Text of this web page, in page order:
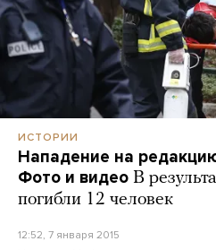
ИСТОРИИ
Нападение на
Фото и видео В
погибли 12 человек
12:52, 7 января 2015